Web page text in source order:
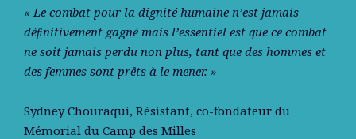
« Le combat pour la dignité humaine n’est jamais
déﬁnitivement gagné mais l’essentiel est que ce combat
ne soit jamais perdu non plus, tant que des hommes et
des femmes sont prêts à le mener. »
Sydney Chouraqui, Résistant, co-fondateur du
Mémorial du Camp des Milles